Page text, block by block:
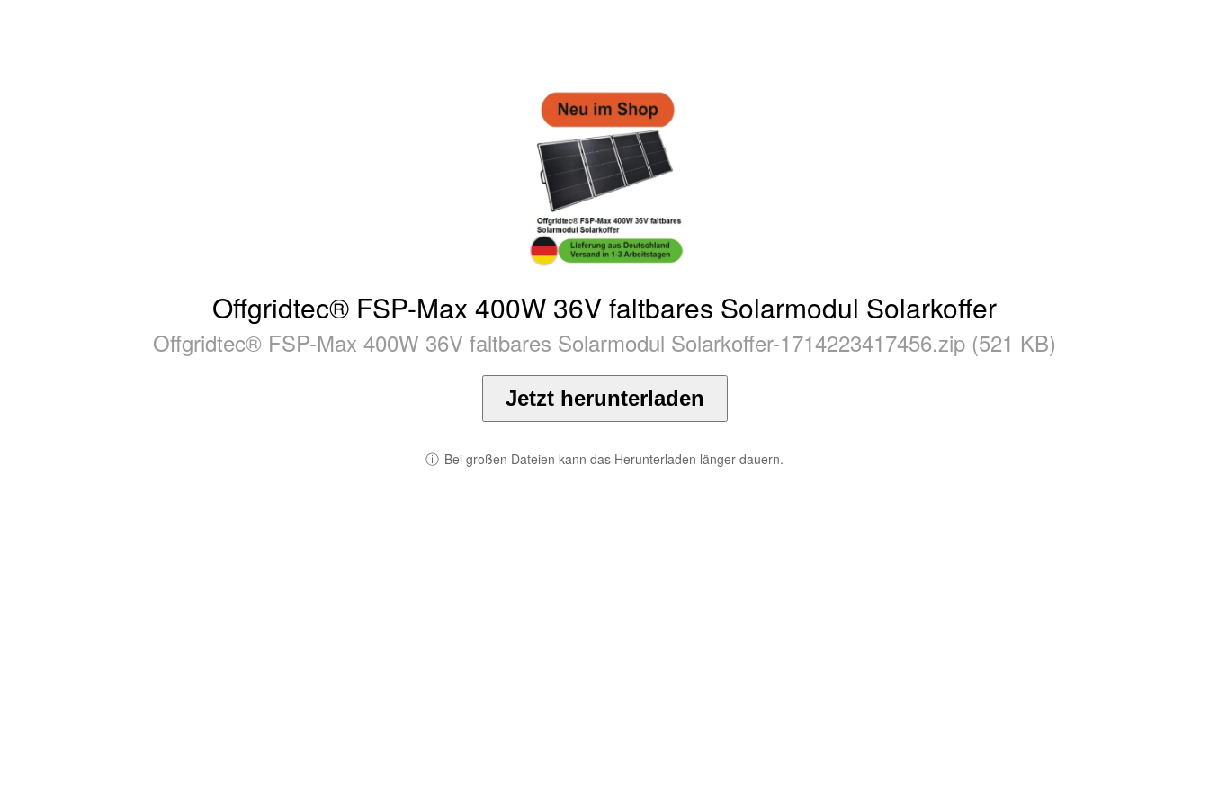
Offgridtec® FSP-Max 400W 36V faltbares Solarmodul Solarkoffer
Offgridtec® FSP-Max 400W 36V faltbares Solarmodul Solarkoffer-1714223417456.zip (521 KB)
Jetzt herunterladen
ⓘ Bei großen Dateien kann das Herunterladen länger dauern.